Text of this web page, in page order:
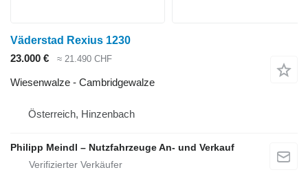
Väderstad Rexius 1230
23.000 €
≈ 21.490 CHF
Wiesenwalze - Cambridgewalze
Österreich, Hinzenbach
Philipp Meindl – Nutzfahrzeuge An- und Verkauf